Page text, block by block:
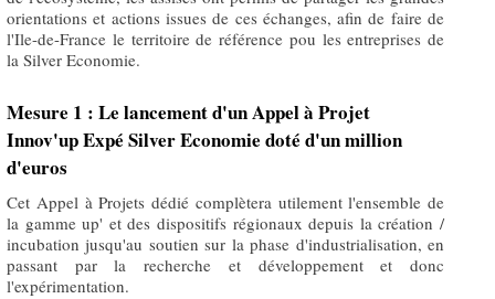
orientations et actions issues de ces échanges, afin de faire de
l'Ile-de-France le territoire de référence pou les entreprises de
la Silver Economie.
Mesure 1 : Le lancement d'un Appel à Projet
Innov'up Expé Silver Economie doté d'un million
d'euros
Cet Appel à Projets dédié complètera utilement l'ensemble de
la gamme up' et des dispositifs régionaux depuis la création /
incubation jusqu'au soutien sur la phase d'industrialisation, en
passant par la recherche et développement et donc
l'expérimentation.